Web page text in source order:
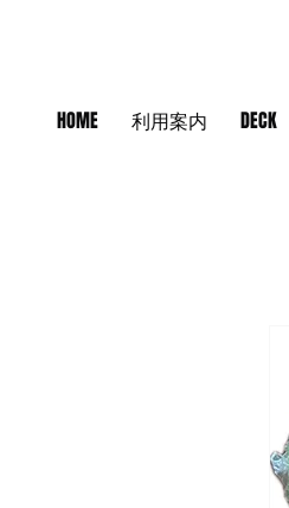
HOME 利用案内 DECK